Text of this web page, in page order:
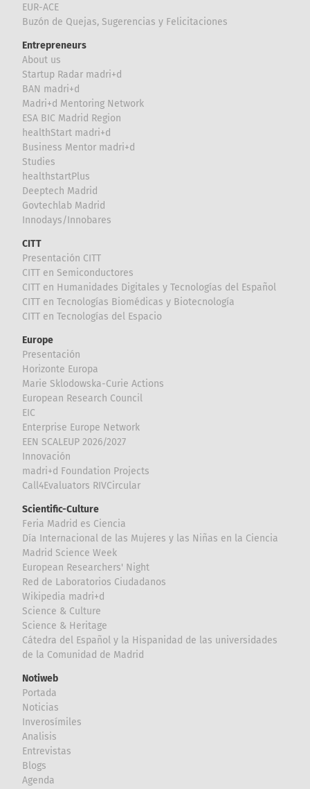
EUR-ACE
Buzón de Quejas, Sugerencias y Felicitaciones
Entrepreneurs
About us
Startup Radar madri+d
BAN madri+d
Madri+d Mentoring Network
ESA BIC Madrid Region
healthStart madri+d
Business Mentor madri+d
Studies
healthstartPlus
Deeptech Madrid
Govtechlab Madrid
Innodays/Innobares
CITT
Presentación CITT
CITT en Semiconductores
CITT en Humanidades Digitales y Tecnologías del Español
CITT en Tecnologías Biomédicas y Biotecnología
CITT en Tecnologías del Espacio
Europe
Presentación
Horizonte Europa
Marie Sklodowska-Curie Actions
European Research Council
EIC
Enterprise Europe Network
EEN SCALEUP 2026/2027
Innovación
madri+d Foundation Projects
Call4Evaluators RIVCircular
Scientific-Culture
Feria Madrid es Ciencia
Día Internacional de las Mujeres y las Niñas en la Ciencia
Madrid Science Week
European Researchers' Night
Red de Laboratorios Ciudadanos
Wikipedia madri+d
Science & Culture
Science & Heritage
Cátedra del Español y la Hispanidad de las universidades
de la Comunidad de Madrid
Notiweb
Portada
Noticias
Inverosímiles
Analisis
Entrevistas
Blogs
Agenda